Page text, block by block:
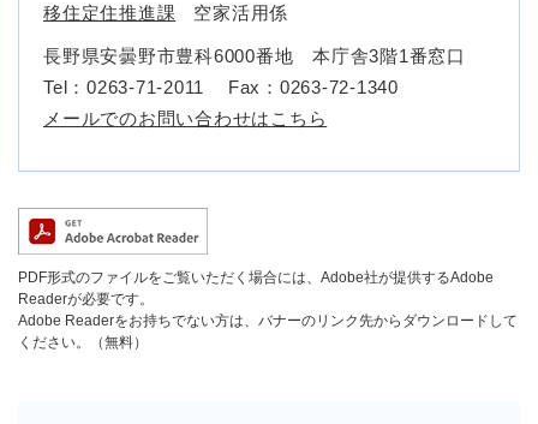
移住定住推進課 空家活用係
長野県安曇野市豊科6000番地 本庁舎3階1番窓口
Tel：0263-71-2011
Fax：0263-72-1340
メールでのお問い合わせはこちら
PDF形式のファイルをご覧いただく場合には、Adobe社が提供するAdobe
Readerが必要です。
Adobe Readerをお持ちでない方は、バナーのリンク先からダウンロードして
ください。（無料）